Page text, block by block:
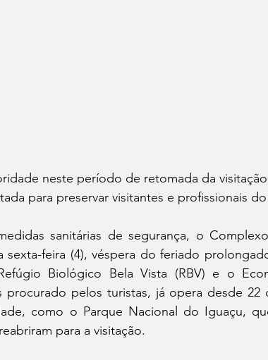
neste período de retomada da
para preservar visitantes e profissionais
sanitárias de segurança, o
sexta-feira (4), véspera do feriado
Biológico Bela Vista (RBV) e o
procurado pelos turistas, já opera desde
como o Parque Nacional do Iguaçu,
para a visitação.